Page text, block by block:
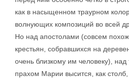
как в насыщенном траурном
волнующих композиций во всей
Но над апостолами (совсем
крестьян, собравшихся на
очень близкому им человеку),
прахом Марии высится, как столб,